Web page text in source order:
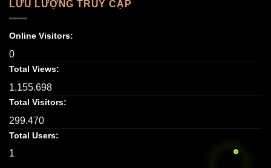
LƯU LƯỢNG TRUY CẬP
Online Visitors:
0
Total Views:
1.155.698
Total Visitors:
299.470
Total Users:
1